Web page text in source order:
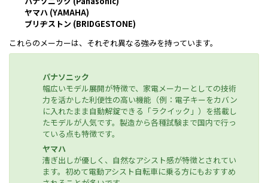
ヤマハ (YAMAHA)
ブリヂストン (BRIDGESTONE)
これらのメーカーは、それぞれ異なる強みを持っています。
パナソニック
幅広いモデル展開が特徴で、家電メーカーとしての技術
力を活かした利便性の高い機能（例：電子キーをカバン
に入れたまま自動解錠できる「ラクイック」）を搭載し
たモデルが人気です。製造から各種試験まで国内で行っ
ている点も特徴です。
ヤマハ
漕ぎ出しが優しく、自然なアシスト感が特徴とされてい
ます。初めて電動アシスト自転車に乗る方にもおすすめ